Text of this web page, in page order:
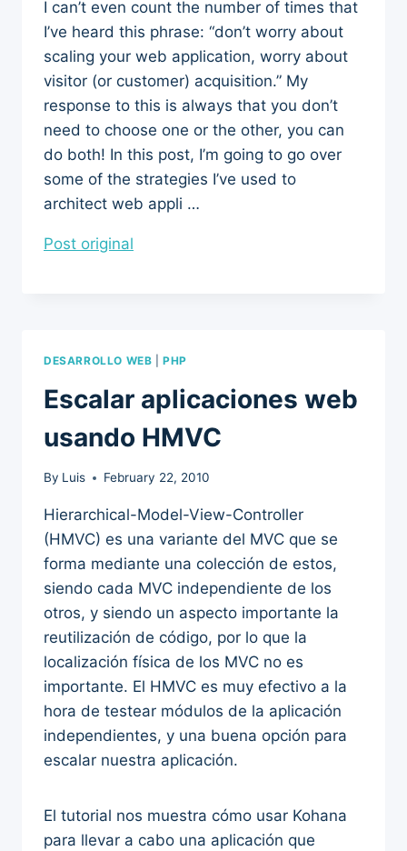
I can’t even count the number of times that
I’ve heard this phrase: “don’t worry about
scaling your web application, worry about
visitor (or customer) acquisition.” My
response to this is always that you don’t
need to choose one or the other, you can
do both! In this post, I’m going to go over
some of the strategies I’ve used to
architect web appli …
Post original
DESARROLLO WEB |PHP
Escalar aplicaciones web
usando HMVC
By Luis February 22, 2010
Hierarchical-Model-View-Controller
(HMVC) es una variante del MVC que se
forma mediante una colección de estos,
siendo cada MVC independiente de los
otros, y siendo un aspecto importante la
reutilización de código, por lo que la
localización física de los MVC no es
importante. El HMVC es muy efectivo a la
hora de testear módulos de la aplicación
independientes, y una buena opción para
escalar nuestra aplicación.
El tutorial nos muestra cómo usar Kohana
para llevar a cabo una aplicación que